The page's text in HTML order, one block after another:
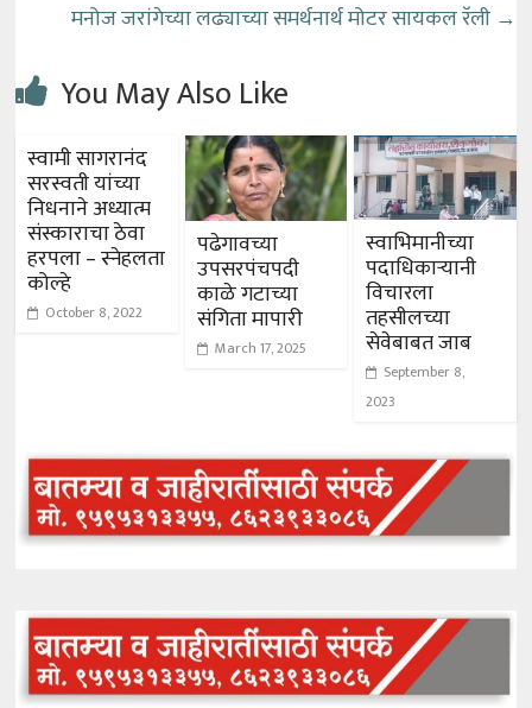
मनोज जरांगेच्या लढ्याच्या समर्थनार्थ मोटर सायकल रॅली →
You May Also Like
स्वामी सागरानंद
सरस्वती यांच्या
निधनाने अध्यात्म
संस्काराचा ठेवा
हरपला – स्नेहलता
कोल्हे
October 8, 2022
पढेगावच्या
उपसरपंचपदी
काळे गटाच्या
संगिता मापारी
March 17, 2025
स्वाभिमानीच्या
पदाधिकाऱ्यानी
विचारला
तहसीलच्या
सेवेबाबत जाब
September 8,
2023